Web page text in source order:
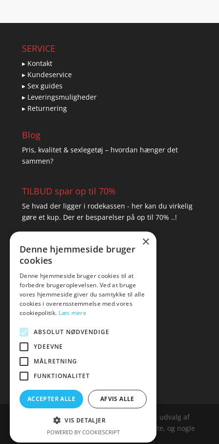
SERVICE
▸ Kontakt
▸ Kundeservice
▸ Sex guides
▸ Leveringsmuligheder
▸ Returnering
Blog
Pris, kvalitet & sexlegetøj – hvordan hænger det
sammen?
TILBUD spar op til 70%
Se hvad der ligger i rodekassen - her kan du virkelig
gøre et kup. Der er besparelser på op til 70% ..!
Tlf: 7876 8672
Mail: hej@amare.dk
Amare.dk er siden, der samler et bredt udvalg af
spændende varer. Siden er et affailiatesite, og nogle
links kan være affialitelinks.
×
Denne hjemmeside bruger
cookies
Denne hjemmeside bruger cookies til at
forbedre brugeroplevelsen. Ved at bruge
vores hjemmeside giver du samtykke til alle
cookies i overensstemmelse med vores
cookiepolitik. Læs mere
ABSOLUT NØDVENDIGE
YDEEVNE
MÅLRETNING
FUNKTIONALITET
ACCEPTER ALLE AFVIS ALLE
VIS DETALJER
POWERED BY COOKIESCRIPT